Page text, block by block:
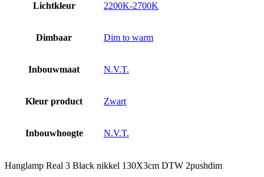
Lichtkleur 2200K-2700K
Dimbaar Dim to warm
Inbouwmaat N.V.T.
Kleur product Zwart
Inbouwhoogte N.V.T.
Hanglamp Real 3 Black nikkel 130X3cm DTW 2pushdim